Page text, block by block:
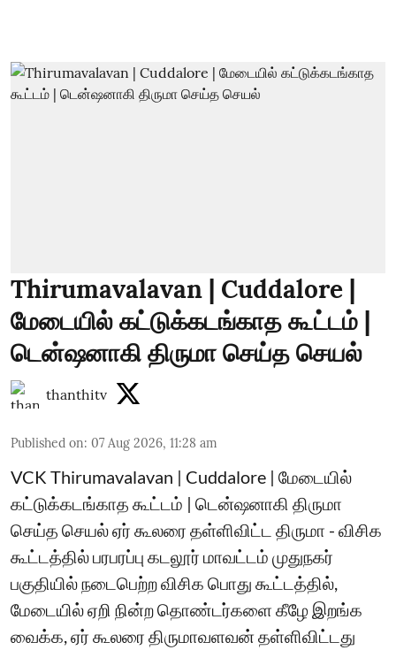
Thirumavalavan | Cuddalore |
மேடையில் கட்டுக்கடங்காத கூட்டம் |
டென்ஷனாகி திருமா செய்த செயல்
thanthitv
Published on: 07 Aug 2026, 11:28 am
VCK Thirumavalavan | Cuddalore | மேடையில்
கட்டுக்கடங்காத கூட்டம் | டென்ஷனாகி திருமா
செய்த செயல் ஏர் கூலரை தள்ளிவிட்ட திருமா - விசிக
கூட்டத்தில் பரபரப்பு கடலூர் மாவட்டம் முதுநகர்
பகுதியில் நடைபெற்ற விசிக பொது கூட்டத்தில்,
மேடையில் ஏறி நின்ற தொண்டர்களை கீழே இறங்க
வைக்க, ஏர் கூலரை திருமாவளவன் தள்ளிவிட்டது